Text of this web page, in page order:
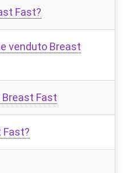
Fast?
venduto Breast
Fast
Fast?